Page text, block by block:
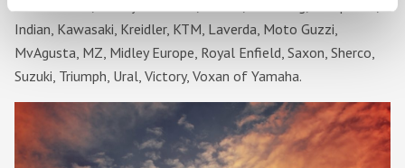
Indian, Kawasaki, Kreidler, KTM, Laverda, Moto Guzzi,
MvAgusta, MZ, Midley Europe, Royal Enfield, Saxon, Sherco,
Suzuki, Triumph, Ural, Victory, Voxan of Yamaha.